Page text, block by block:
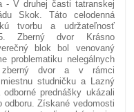
- V druhej časti tatranskej
Skok. Táto celodenná
tvorbu a udržateľnosť
Zberný dvor Krásno
blok bol venovaný
problematiku nelegálnych
zberný dvor a v rámci
studničku a Lazný
prednášky ukázali
odboru. Získané vedomosti